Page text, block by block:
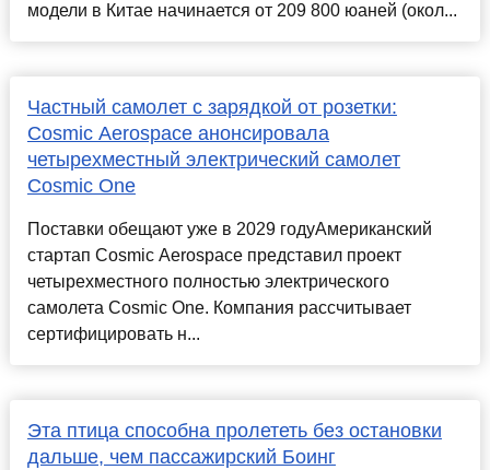
модели в Китае начинается от 209 800 юаней (окол...
Частный самолет с зарядкой от розетки:
Cosmic Aerospace анонсировала
четырехместный электрический самолет
Cosmic One
Поставки обещают уже в 2029 годуАмериканский
стартап Cosmic Aerospace представил проект
четырехместного полностью электрического
самолета Cosmic One. Компания рассчитывает
сертифицировать н...
Эта птица способна пролететь без остановки
дальше, чем пассажирский Боинг